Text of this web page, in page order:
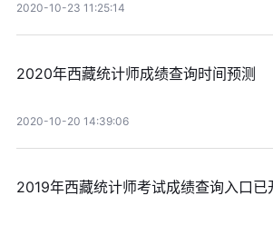
2020-10-23 11:25:14
2020年西藏统计师成绩查询时间预测
2020-10-20 14:39:06
2019年西藏统计师考试成绩查询入口已